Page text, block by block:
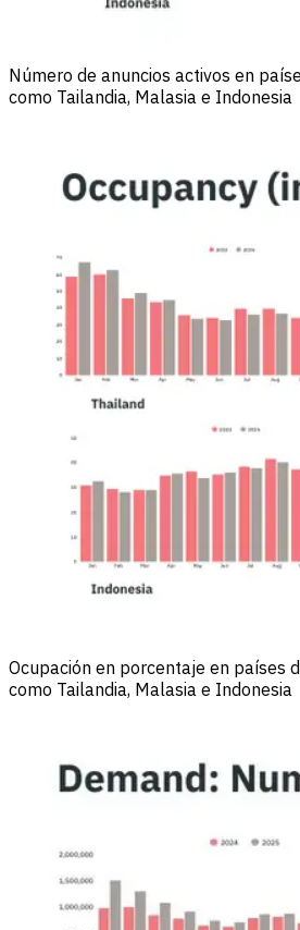
Número de anuncios activos en
como Tailandia, Malasia e Indonesia
Ocupación en porcentaje en países
como Tailandia, Malasia e Indonesia